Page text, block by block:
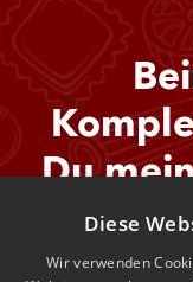
Du
von
In diesem
Diese
Wir verwenden